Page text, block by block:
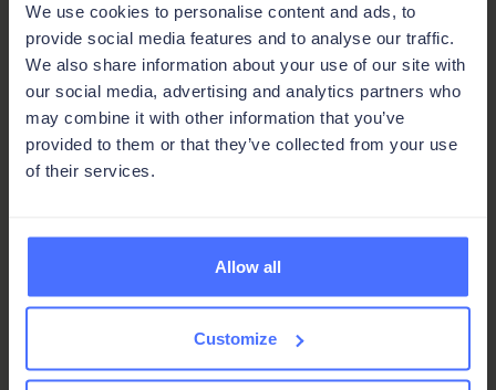
We use cookies to personalise content and ads, to
provide social media features and to analyse our traffic.
We also share information about your use of our site with
our social media, advertising and analytics partners who
may combine it with other information that you’ve
provided to them or that they’ve collected from your use
of their services.
Allow all
Customize
Projektverwaltung
Angebote, Aufträge und Abrechnung
Grafische Terminplanung
Digitale Zeiterfassung
Automatisierungen und Schnittstellen zu
Mailserver, Cloud-Speicher, Telefonanlagen,
Buchhaltung und Controlling-Tools etc.
Erstellung und Versand von Trocknungs-
Berichten und Messprotokollen mit